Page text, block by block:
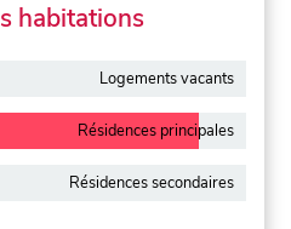
habitations
Logements vacants
Résidences principales
Résidences secondaires